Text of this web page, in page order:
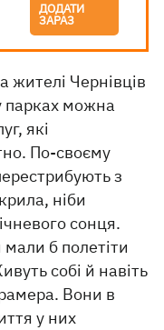
ДОДАТИ
ЗАРАЗ
жителі Чернівців
парках можна
які
По-своєму
з
ніби
сонця.
б полетіти
собі й навіть
Вони в
у них